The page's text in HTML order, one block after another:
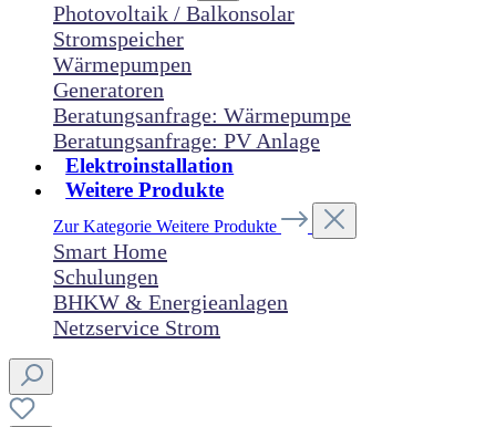
Photovoltaik / Balkonsolar
Stromspeicher
Wärmepumpen
Generatoren
Beratungsanfrage: Wärmepumpe
Beratungsanfrage: PV Anlage
Elektroinstallation
Weitere Produkte
Zur Kategorie Weitere Produkte
Smart Home
Schulungen
BHKW & Energieanlagen
Netzservice Strom